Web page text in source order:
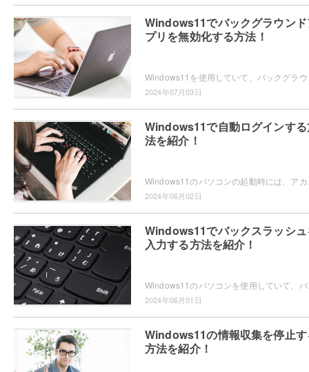
Windows11でバックグラウン
プリを無効化する方法！
2024年07月03日
Windows11で自動ログインす
法を紹介！
2024年06月02日
Windows11でバックスラッシ
入力する方法を紹介！
Windows11のパソコンを使用してい
2024年06月01日
Windows11の情報収集を停止
方法を紹介！